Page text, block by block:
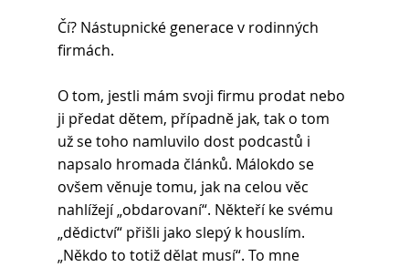
Čí? Nástupnické generace v rodinných
firmách.
O tom, jestli mám svoji firmu prodat nebo
ji předat dětem, případně jak, tak o tom
už se toho namluvilo dost podcastů i
napsalo hromada článků. Málokdo se
ovšem věnuje tomu, jak na celou věc
nahlížejí „obdarovaní“. Někteří ke svému
„dědictví“ přišli jako slepý k houslím.
„Někdo to totiž dělat musí“. To mne